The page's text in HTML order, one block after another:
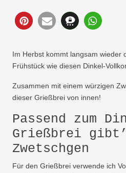
56
Im Herbst kommt langsam wieder
Frühstück wie diesen Dinkel-
Zusammen mit einem würzigen
dieser Grießbrei von innen!
Passend zum
Grießbrei
Zwetschgen
Für den Grießbrei verwende ich